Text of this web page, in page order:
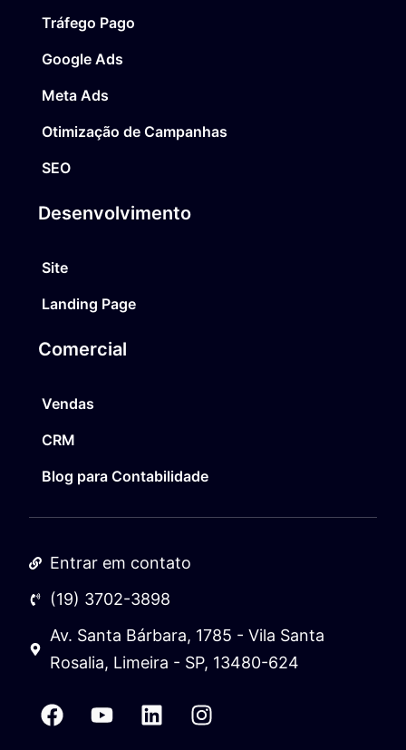
Tráfego Pago
Google Ads
Meta Ads
Otimização de Campanhas
SEO
Desenvolvimento
Site
Landing Page
Comercial
Vendas
CRM
Blog para Contabilidade
Entrar em contato
(19) 3702-3898
Av. Santa Bárbara, 1785 - Vila Santa
Rosalia, Limeira - SP, 13480-624